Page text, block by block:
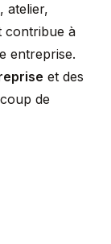
atelier,
contribue à
entreprise.
et des
de